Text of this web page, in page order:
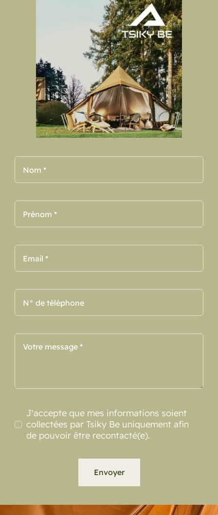
J'accepte que mes informations soient
collectées par Tsiky Be uniquement afin
de pouvoir être recontacté(e).
Envoyer